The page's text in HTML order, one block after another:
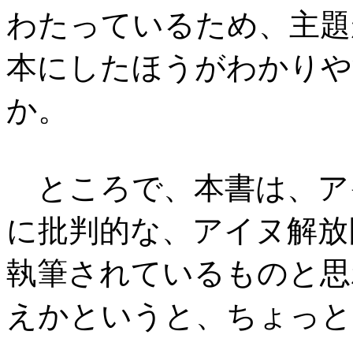
わたっているため、主
本にしたほうがわかり
か。
ところで、本書は、
に批判的な、アイヌ解
執筆されているものと
えかというと、ちょっ